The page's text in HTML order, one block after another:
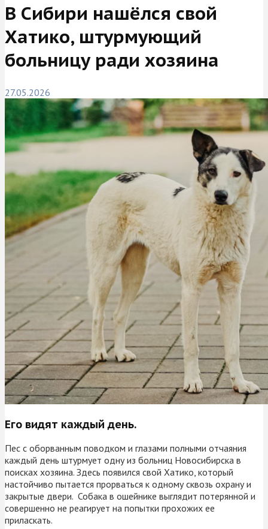
В Сибири нашёлся свой
Хатико, штурмующий
больницу ради хозяина
27.05.2026
Его видят каждый день.
Пес с оборванным поводком и глазами полными отчаяния
каждый день штурмует одну из больниц Новосибирска в
поисках хозяина. Здесь появился свой Хатико, который
настойчиво пытается прорваться к одному сквозь охрану и
закрытые двери. Собака в ошейнике выглядит потерянной и
совершенно не реагирует на попытки прохожих ее
приласкать.